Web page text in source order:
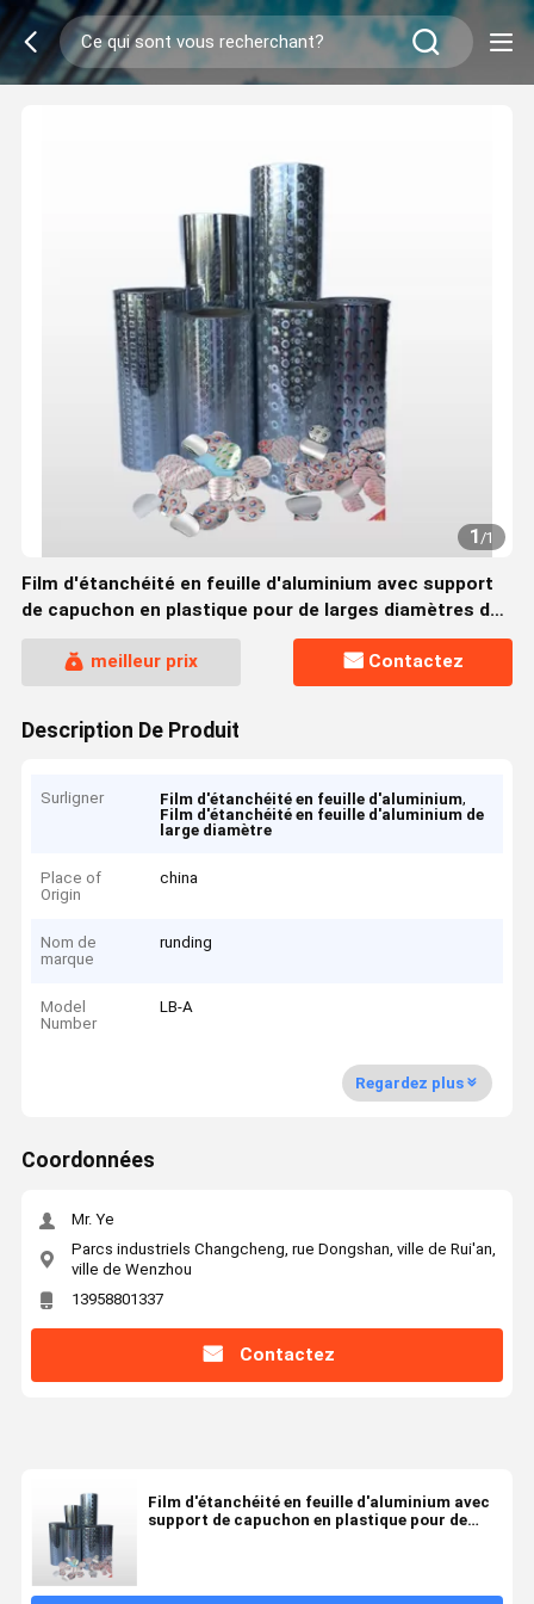
1/1
Film d'étanchéité en feuille d'aluminium avec support
de capuchon en plastique pour de larges diamètres de
meilleur prix
Contactez
Description De Produit
Surligner Film d'étanchéité en feuille d'aluminium,
Film d'étanchéité en feuille d'aluminium de
large diamètre
Place of
Origin
china
Nom de
marque
runding
Model
Number
LB-A
Regardez plus
Coordonnées
Mr. Ye
Parcs industriels Changcheng, rue Dongshan, ville de Rui'an,
ville de Wenzhou
13958801337
Contactez
Film d'étanchéité en feuille d'aluminium avec
support de capuchon en plastique pour de